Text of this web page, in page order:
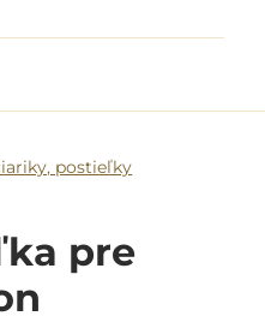
postieľky
pre